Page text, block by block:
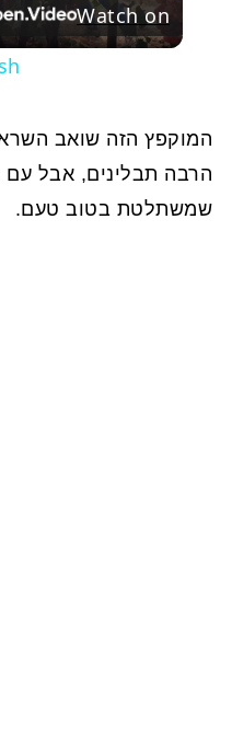
Watch on
המוקפץ הזה שואב
הרבה תבלינים, אבל עם
שמשתלטת בטוב טעם.